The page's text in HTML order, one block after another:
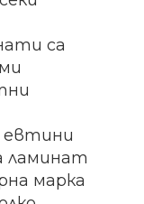
са
ламинат
марка